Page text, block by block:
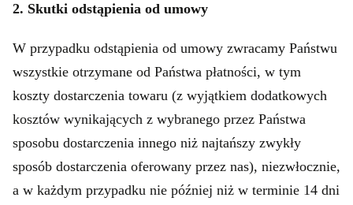
2. Skutki odstąpienia od umowy
W przypadku odstąpienia od umowy zwracamy Państwu
wszystkie otrzymane od Państwa płatności, w tym
koszty dostarczenia towaru (z wyjątkiem dodatkowych
kosztów wynikających z wybranego przez Państwa
sposobu dostarczenia innego niż najtańszy zwykły
sposób dostarczenia oferowany przez nas), niezwłocznie,
a w każdym przypadku nie później niż w terminie 14 dni